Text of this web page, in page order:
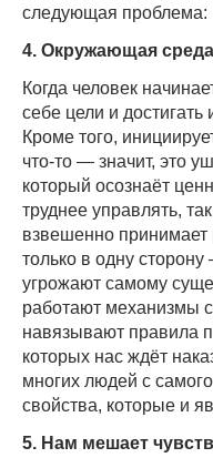
следующая проблема:
4. Окружающая
Когда человек
себе цели и
Кроме того,
что-то — значит, это
который осознаёт
труднее управлять,
взвешенно
только в одну
угрожают самому
работают механизмы
навязывают правила
которых нас ждёт
многих людей с
свойства, которые и
5. Нам мешает